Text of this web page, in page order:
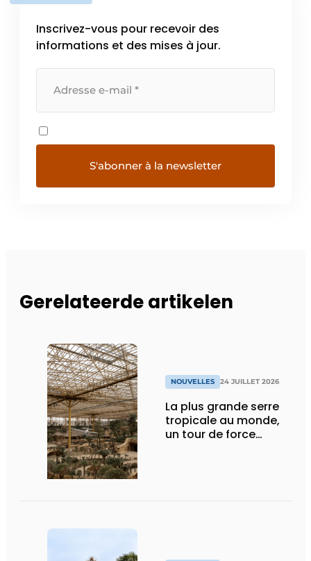
Inscrivez-vous pour recevoir des
informations et des mises à jour.
Gerelateerde artikelen
NOUVELLES 24 JUILLET 2026
La plus grande serre
tropicale au monde,
un tour de force